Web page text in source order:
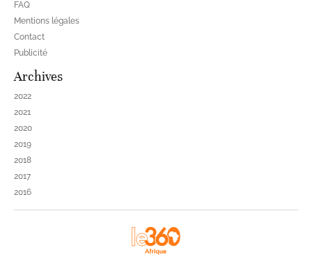
FAQ
Mentions légales
Contact
Publicité
Archives
2022
2021
2020
2019
2018
2017
2016